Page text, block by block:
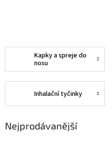
Kapky a spreje do
nosu
Inhalační tyčinky
Nejprodávanější